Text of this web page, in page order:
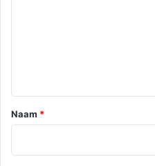
*
Naam *